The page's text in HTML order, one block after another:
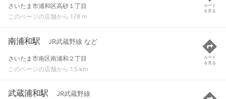
さいたま市浦和区高砂１丁目
このページの店舗から 178 m
ルート
を見る
南浦和駅 JR武蔵野線 など
さいたま市南区南浦和２丁目
このページの店舗から 1.5 km
ルート
を見る
武蔵浦和駅 JR武蔵野線